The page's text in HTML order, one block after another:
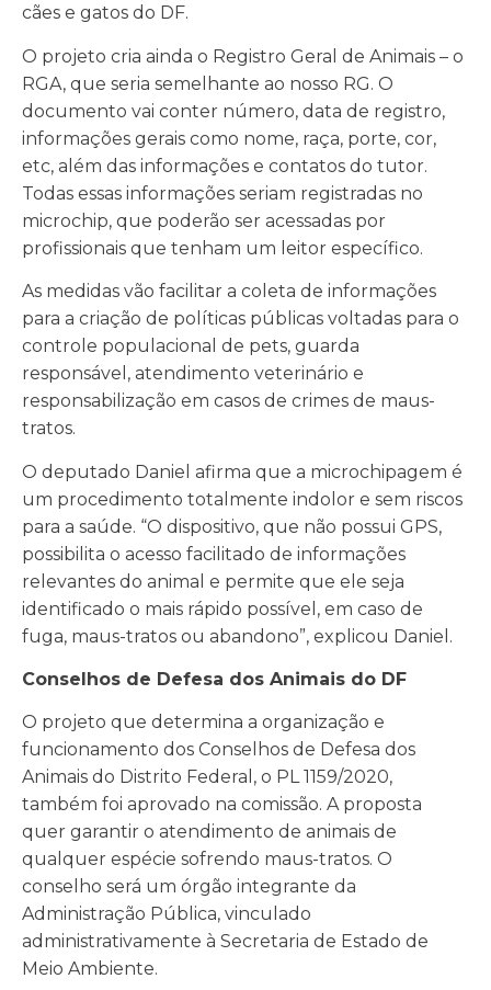
cães e gatos do DF.
O projeto cria ainda o Registro Geral de Animais – o
RGA, que seria semelhante ao nosso RG. O
documento vai conter número, data de registro,
informações gerais como nome, raça, porte, cor,
etc, além das informações e contatos do tutor.
Todas essas informações seriam registradas no
microchip, que poderão ser acessadas por
profissionais que tenham um leitor específico.
As medidas vão facilitar a coleta de informações
para a criação de políticas públicas voltadas para o
controle populacional de pets, guarda
responsável, atendimento veterinário e
responsabilização em casos de crimes de maus-
tratos.
O deputado Daniel afirma que a microchipagem é
um procedimento totalmente indolor e sem riscos
para a saúde. “O dispositivo, que não possui GPS,
possibilita o acesso facilitado de informações
relevantes do animal e permite que ele seja
identificado o mais rápido possível, em caso de
fuga, maus-tratos ou abandono”, explicou Daniel.
Conselhos de Defesa dos Animais do DF
O projeto que determina a organização e
funcionamento dos Conselhos de Defesa dos
Animais do Distrito Federal, o PL 1159/2020,
também foi aprovado na comissão. A proposta
quer garantir o atendimento de animais de
qualquer espécie sofrendo maus-tratos. O
conselho será um órgão integrante da
Administração Pública, vinculado
administrativamente à Secretaria de Estado de
Meio Ambiente.